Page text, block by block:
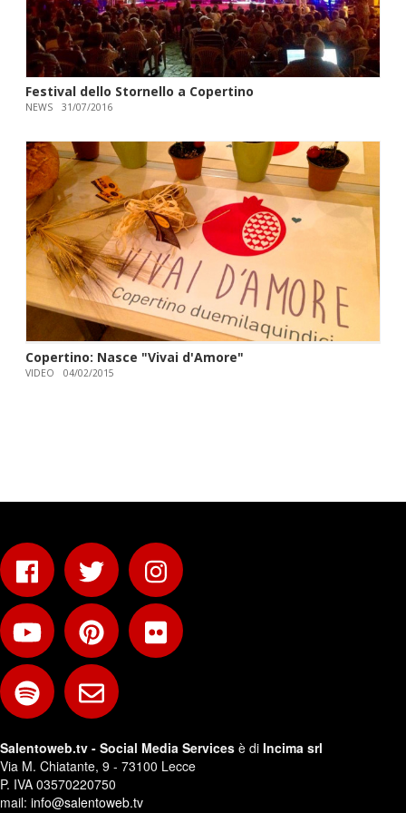
Festival dello Stornello a Copertino
NEWS 31/07/2016
Copertino: Nasce "Vivai d'Amore"
VIDEO 04/02/2015
Salentoweb.tv - Social Media Services è di Incima srl
Via M. Chiatante, 9 - 73100 Lecce
P. IVA 03570220750
mail: info@salentoweb.tv